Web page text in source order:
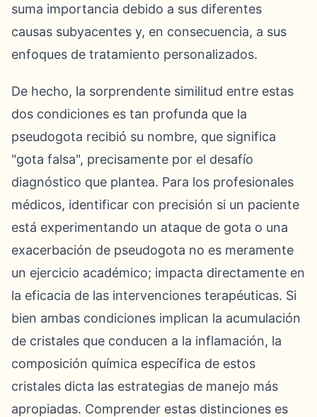
suma importancia debido a sus diferentes
causas subyacentes y, en consecuencia, a sus
enfoques de tratamiento personalizados.
De hecho, la sorprendente similitud entre estas
dos condiciones es tan profunda que la
pseudogota recibió su nombre, que significa
"gota falsa", precisamente por el desafío
diagnóstico que plantea. Para los profesionales
médicos, identificar con precisión si un paciente
está experimentando un ataque de gota o una
exacerbación de pseudogota no es meramente
un ejercicio académico; impacta directamente en
la eficacia de las intervenciones terapéuticas. Si
bien ambas condiciones implican la acumulación
de cristales que conducen a la inflamación, la
composición química específica de estos
cristales dicta las estrategias de manejo más
apropiadas. Comprender estas distinciones es